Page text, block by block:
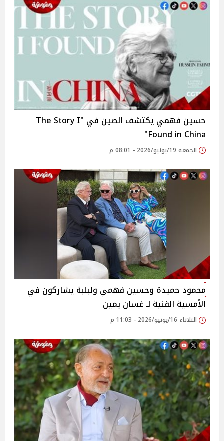
حسين فهمي يكتشف الصين في "The Story I
Found in China"
الجمعة 19/يونيو/2026 - 08:01 م
محمود حميدة وحسين فهمي ولبلبة يشاركون في
الأمسية الفنية لـ غسان يمين
الثلاثاء 16/يونيو/2026 - 11:03 م